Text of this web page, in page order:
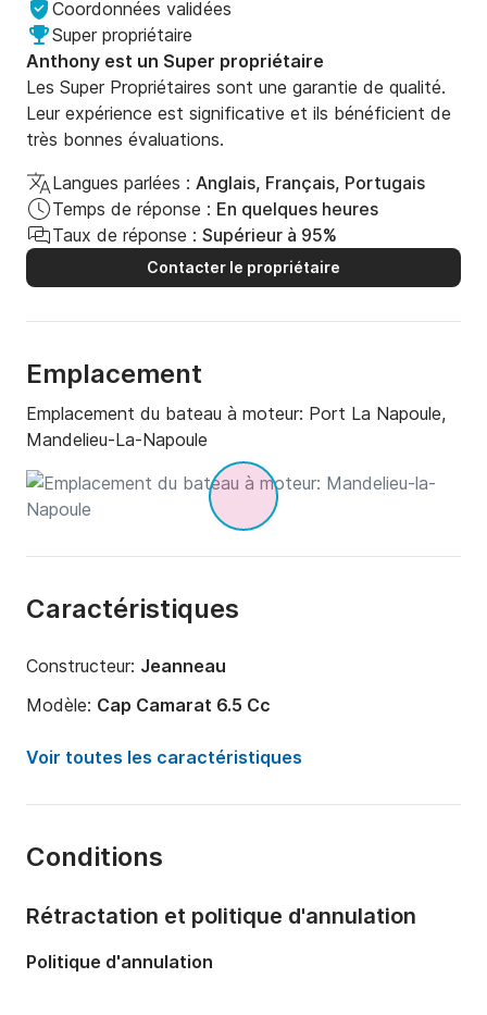
Coordonnées validées
Super propriétaire
Anthony est un Super propriétaire
Les Super Propriétaires sont une garantie de qualité.
Leur expérience est significative et ils bénéficient de
très bonnes évaluations.
Langues parlées : Anglais, Français, Portugais
Temps de réponse : En quelques heures
Taux de réponse : Supérieur à 95%
Contacter le propriétaire
Emplacement
Emplacement du bateau à moteur: Port La Napoule,
Mandelieu-La-Napoule
Caractéristiques
Constructeur: Jeanneau
Modèle: Cap Camarat 6.5 Cc
Puissance moteur:
200cv
Capacité à bord:
Voir toutes les caractéristiques
Conditions
Rétractation et politique d'annulation
Politique d'annulation